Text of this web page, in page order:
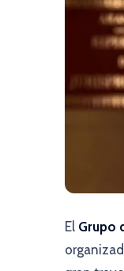
El Grupo